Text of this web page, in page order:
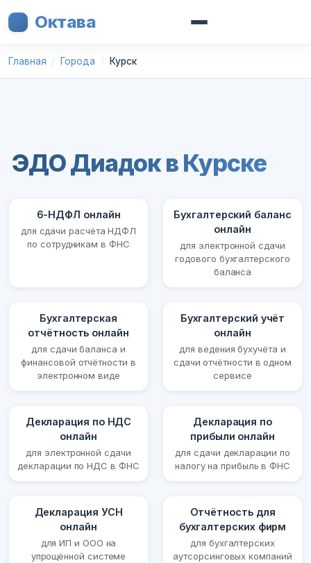
Октава
Главная Города Курск
ЭДО Диадок в Курске
6-НДФЛ онлайн
для сдачи расчёта НДФЛ
по сотрудникам в ФНС
Бухгалтерский баланс
онлайн
для электронной сдачи
годового бухгалтерского
баланса
Бухгалтерская
отчётность онлайн
для сдачи баланса и
финансовой отчётности в
электронном виде
Бухгалтерский учёт
онлайн
для ведения бухучёта и
сдачи отчётности в одном
сервисе
Декларация по НДС
онлайн
для электронной сдачи
декларации по НДС в ФНС
Декларация по
прибыли онлайн
для сдачи декларации по
налогу на прибыль в ФНС
Декларация УСН
онлайн
для ИП и ООО на
упрощённой системе
Отчётность для
бухгалтерских фирм
для бухгалтерских
аутсорсинговых компаний